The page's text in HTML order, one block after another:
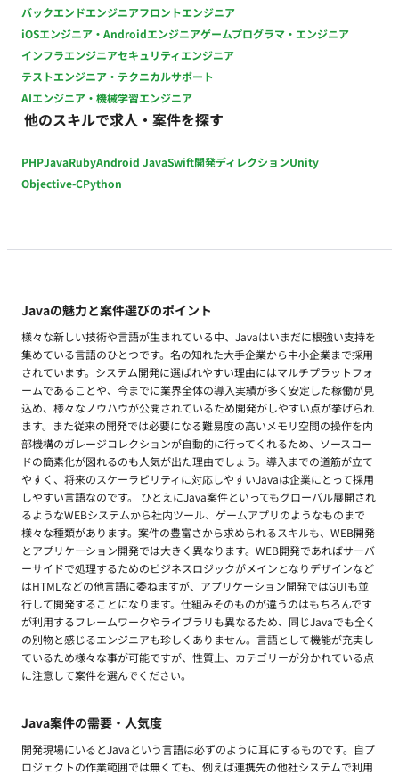
ャリア・スキル・希望を考慮の上決定 昇給：あり 賞与：あり
加入保険：社会保険完備 受動喫煙対策：あり（確認中） 福利厚
生・待遇：通勤手当、家族手当、住宅手当、健康保険、厚生年
金保険、雇用保険、労災保険、退職金制度 ＜各手当・制度補足
＞ 通勤手当：実費支給 家族手当：扶養家族の人数に応じて、
3,000～20,000円 住宅手当：家賃等の額に応じて6,000～
金または前払い退職金のいずれかを選択 社内研修、社外研修 規
定資格の受験料補助および合格時に報奨金
バックエンドエンジニアフロントエンジニア
iOSエンジニア・Androidエンジニアゲームプログラマ・エンジニア
インフラエンジニアセキュリティエンジニア
テストエンジニア・テクニカルサポート
AIエンジニア・機械学習エンジニア
他のスキルで求人・案件を探す
PHPJavaRubyAndroid JavaSwift開発ディレクションUnity
Objective-CPython
Javaの魅力と案件選びのポイント
様々な新しい技術や言語が生まれている中、Javaはいまだに根強い支持を
集めている言語のひとつです。名の知れた大手企業から中小企業まで採用
されています。システム開発に選ばれやすい理由にはマルチプラットフォ
ームであることや、今までに業界全体の導入実績が多く安定した稼働が見
込め、様々なノウハウが公開されているため開発がしやすい点が挙げられ
ます。また従来の開発では必要になる難易度の高いメモリ空間の操作を内
部機構のガレージコレクションが自動的に行ってくれるため、ソースコー
ドの簡素化が図れるのも人気が出た理由でしょう。導入までの道筋が立て
やすく、将来のスケーラビリティに対応しやすいJavaは企業にとって採用
しやすい言語なのです。 ひとえにJava案件といってもグローバル展開され
るようなWEBシステムから社内ツール、ゲームアプリのようなものまで
様々な種類があります。案件の豊富さから求められるスキルも、WEB開発
とアプリケーション開発では大きく異なります。WEB開発であればサーバ
ーサイドで処理するためのビジネスロジックがメインとなりデザインなど
はHTMLなどの他言語に委ねますが、アプリケーション開発ではGUIも並
行して開発することになります。仕組みそのものが違うのはもちろんです
が利用するフレームワークやライブラリも異なるため、同じJavaでも全く
の別物と感じるエンジニアも珍しくありません。言語として機能が充実し
ているため様々な事が可能ですが、性質上、カテゴリーが分かれている点
に注意して案件を選んでください。
Java案件の需要・人気度
開発現場にいるとJavaという言語は必ずのように耳にするものです。自プ
ロジェクトの作業範囲では無くても、例えば連携先の他社システムで利用